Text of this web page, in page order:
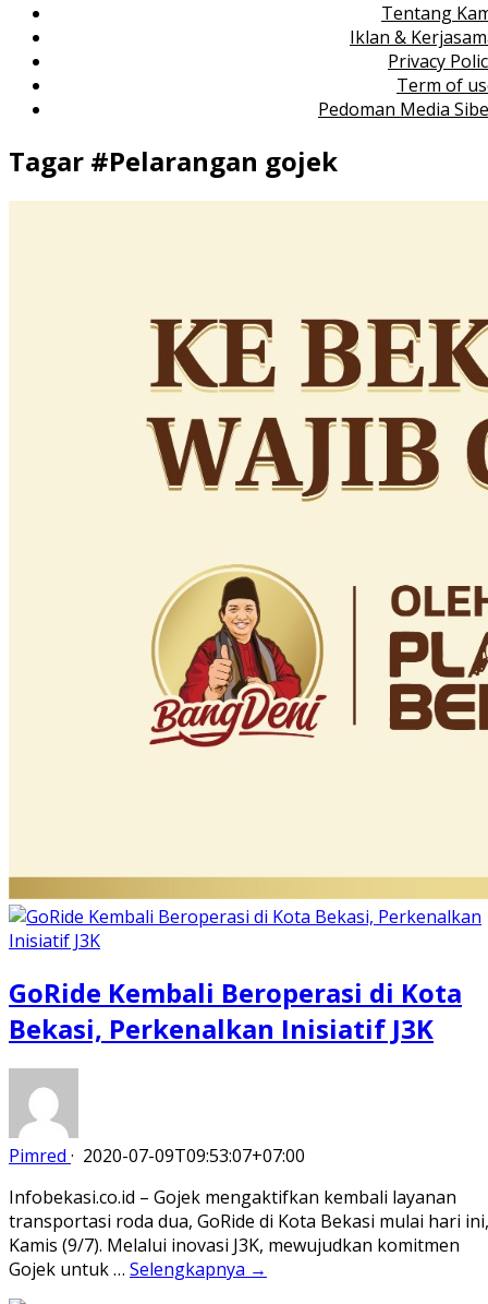
Tentang
Iklan &
Privacy
Term of
Pedoman Media
Tagar #Pelarangan gojek
GoRide Kembali Beroperasi di Kota
Bekasi, Perkenalkan Inisiatif J3K
Pimred · 2020-07-09T09:53:07+07:00
Infobekasi.co.id – Gojek mengaktifkan kembali layanan
transportasi roda dua, GoRide di Kota Bekasi mulai hari ini,
Kamis (9/7). Melalui inovasi J3K, mewujudkan komitmen
Gojek untuk … Selengkapnya →